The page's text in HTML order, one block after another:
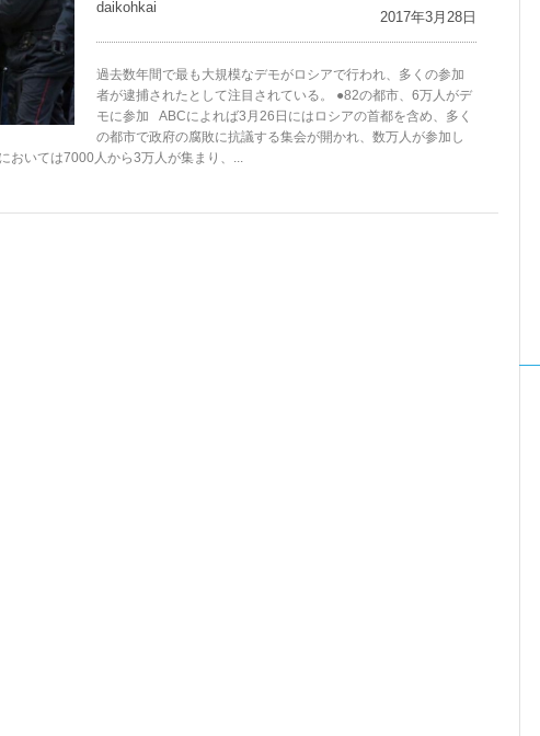
daikohkai
2017年3月28日
過去数年間で最も大規模なデモがロシアで行われ、多くの参加
者が逮捕されたとして注目されている。 ●82の都市、6万人がデ
モに参加 ABCによれば3月26日にはロシアの首都を含め、多く
の都市で政府の腐敗に抗議する集会が開かれ、数万人が参加し
おいては7000人から3万人が集まり、...